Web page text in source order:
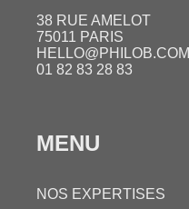
38 RUE AMELOT
75011 PARIS
HELLO@PHILOB.COM
01 82 83 28 83
MENU
NOS EXPERTISES